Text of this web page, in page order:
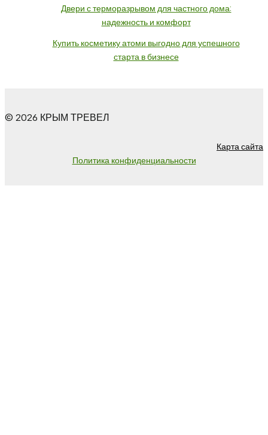
Двери с терморазрывом для частного дома:
надежность и комфорт
Купить косметику атоми выгодно для успешного
старта в бизнесе
© 2026 КРЫМ ТРЕВЕЛ
Карта сайта
Политика конфиденциальности